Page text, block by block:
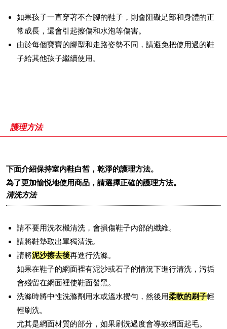
如果孩子一直穿著不合腳的鞋子，則會阻礙足部和身體的正
常成長，還會引起擦傷和水泡等傷害。
由於每個寶寶的腳型和走路姿勢不同，請避免把使用過的鞋
子給其他孩子繼續使用。
護理方法
下面介紹保持室内鞋白皙，乾淨的護理方法。
為了更加愉悦地使用商品，請選擇正確的護理方法。
清洗方法
請不要用洗衣機清洗，會損傷鞋子內部的纖維。
請將鞋墊取出單獨清洗。
請將泥沙擦去後再進行洗滌。
如果在鞋子的網面裡有泥沙或石子的情況下進行清洗，污垢
會殘留在網面裡使鞋面發黑。
洗滌時將中性洗滌劑用水或溫水攪勻，然後用柔軟的刷子輕
輕刷洗。
尤其是網面材質的部分，如果刷洗過度會導致網面起毛。